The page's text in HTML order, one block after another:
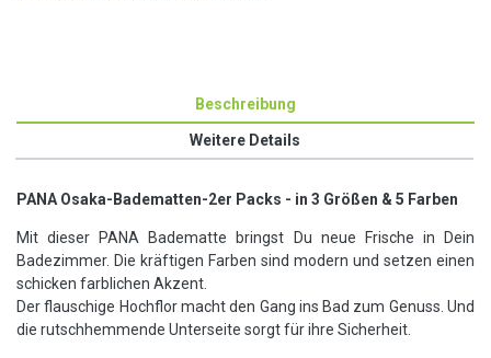
Beschreibung
Weitere Details
PANA Osaka-Badematten-2er Packs - in 3 Größen & 5 Farben
Mit dieser PANA Badematte bringst Du neue Frische in Dein
Badezimmer. Die kräftigen Farben sind modern und setzen einen
schicken farblichen Akzent.
Der flauschige Hochflor macht den Gang ins Bad zum Genuss. Und
die rutschhemmende Unterseite sorgt für ihre Sicherheit.